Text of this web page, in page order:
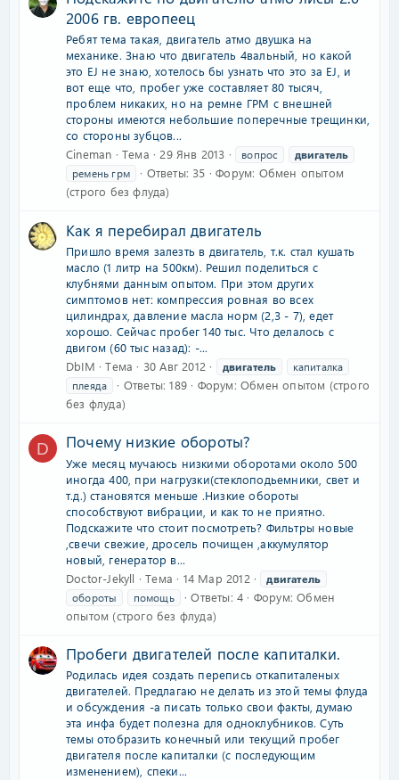
2006 гв. европеец
Ребят тема такая, двигатель атмо двушка на
механике. Знаю что двигатель 4вальный, но какой
это EJ не знаю, хотелось бы узнать что это за EJ, и
вот еще что, пробег уже составляет 80 тысяч,
проблем никаких, но на ремне ГРМ с внешней
стороны имеются небольшие поперечные трещинки,
со стороны зубцов...
Cineman
Тема 29 Янв 2013 вопрос
двигатель
ремень грм
Ответы: 35 Форум: Обмен опытом
(строго без флуда)
Как я перебирал двигатель
Пришло время залезть в двигатель, т.к. стал кушать
масло (1 литр на 500км). Решил поделиться с
клубнями данным опытом. При этом других
симптомов нет: компрессия ровная во всех
цилиндрах, давление масла норм (2,3 - 7), едет
хорошо. Сейчас пробег 140 тыс. Что делалось с
двигом (60 тыс назад): -...
DbIM
Тема 30 Авг 2012 двигатель
капиталка
плеяда
Ответы: 189 Форум:Обмен опытом (строго
без флуда)
D Почему низкие обороты?
Уже месяц мучаюсь низкими оборотами около 500
иногда 400, при нагрузки(стеклоподьемники, свет и
т.д.) становятся меньше .Низкие обороты
способствуют вибрации, и как то не приятно.
Подскажите что стоит посмотреть? Фильтры новые
,свечи свежие, дросель почищен ,аккумулятор
новый, генератор в...
Doctor-Jekyll
Тема 14 Мар 2012
двигатель
обороты
помощь Ответы: 4 Форум:Обмен
опытом (строго без флуда)
Пробеги двигателей после капиталки.
Родилась идея создать перепись откапиталеных
двигателей. Предлагаю не делать из этой темы флуда
и обсуждения -а писать только свои факты, думаю
эта инфа будет полезна для одноклубников. Суть
темы отобразить конечный или текущий пробег
двигателя после капиталки (с последующим
изменением), спеки...